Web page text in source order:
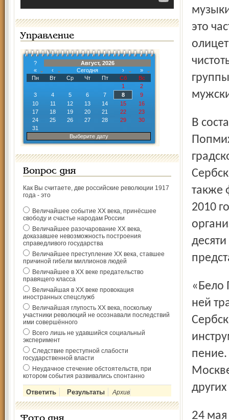
Управление
?
Август, 2026
«
‹ Сегодня ›
»
Пн
Вт Ср Чт Пт Сб
Вс
1
2
3
4 5 6 7 8
9
10
11 12 13 14 15
16
17
18 19 20 21 22
23
24
25 26 27 28 29
30
31
Выберите дату
Вопрос дня
Как Вы считаете, две российские революции 1917
года - это
Величайшее событие ХХ века, принёсшее
свободу и счастье народам России
Величайшее разочарование ХХ века,
доказавшее невозможность построения
справедливого государства
Величайшее преступление ХХ века, ставшее
причиной гибели миллионов людей
Величайшее в ХХ веке предательство
правящего класса
Величайшая в ХХ веке провокация
иностранных спецслужб
Величайшая глупость ХХ века, поскольку
участники революций не осознавали последствий
ими совершённого
Всего лишь не удавшийся социальный
эксперимент
Следствие преступной слабости
государственной власти
Неудачное стечение обстоятельств, при
котором события развивались спонтанно
Архив
это
В составе группы 7 музыкантов. Среди них – Никола
также
2010
«Бело Платно» везут в Россию расширенную программу: в
ней
24 мая сербские музыканты примут участие в